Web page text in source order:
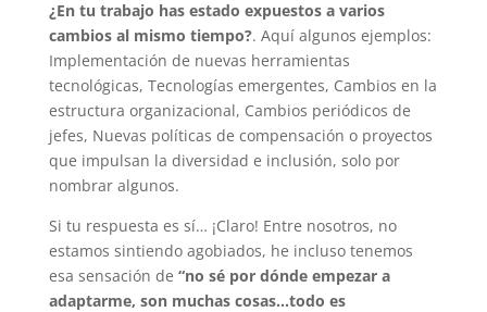
¿En tu trabajo has estado expuestos a varios
cambios al mismo tiempo?. Aquí algunos ejemplos:
Implementación de nuevas herramientas
tecnológicas, Tecnologías emergentes, Cambios en la
estructura organizacional, Cambios periódicos de
jefes, Nuevas políticas de compensación o proyectos
que impulsan la diversidad e inclusión, solo por
nombrar algunos.
Si tu respuesta es sí… ¡Claro! Entre nosotros, no
estamos sintiendo agobiados, he incluso tenemos
esa sensación de “no sé por dónde empezar a
adaptarme, son muchas cosas…todo es